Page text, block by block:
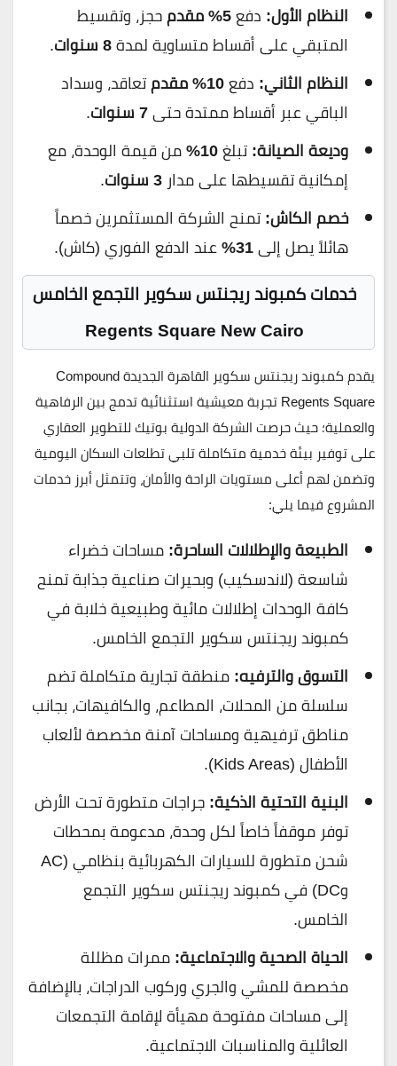
النظام الأول: دفع5% مقدم
حجز، وتقسيط
المتبقي على أقساط متساوية لمدة8 سنوات
.
النظام الثاني: دفع10% مقدم
تعاقد، وسداد
الباقي عبر أقساط ممتدة حتى7 سنوات
.
وديعة الصيانة:تبلغ10%
من قيمة الوحدة، مع
إمكانية تقسيطها على مدار 3 سنوات
.
خصم الكاش:تمنح الشركة المستثمرين خصماً
هائلاً يصل إلى31% عند الدفع الفوري (كاش).
خدمات كمبوند ريجنتس سكوير التجمع الخامس
Regents Square New Cairo
يقدم
كمبوند ريجنتس سكوير القاهرة الجديدة Compound
Regents Squareتجربة معيشية استثنائية تدمج بين الرفاهية
والعملية؛ حيث حرصتالشركة الدولية بوتيك للتطوير العقاري
على توفير بيئة خدمية متكاملة تلبي تطلعات السكان اليومية
وتضمن لهم أعلى مستويات الراحة والأمان، وتتمثل أبرز خدمات
المشروع فيما يلي:
الطبيعة والإطلالات الساحرة:مساحات خضراء
شاسعة (لاندسكيب) وبحيرات صناعية جذابة تمنح
كافة الوحدات إطلالات مائية وطبيعية خلابة في
كمبوند ريجنتس سكوير التجمع الخامس.
التسوق والترفيه:منطقة تجارية متكاملة تضم
سلسلة من المحلات، المطاعم، والكافيهات، بجانب
مناطق ترفيهية ومساحات آمنة مخصصة لألعاب
الأطفال (Kids Areas).
البنية التحتية الذكية:جراجات متطورة تحت الأرض
توفر موقفاً خاصاً لكل وحدة، مدعومة بمحطات
شحن متطورة للسيارات الكهربائية بنظامي (AC
وDC) في كمبوند ريجنتس سكوير التجمع
الخامس.
الحياة الصحية والاجتماعية:ممرات مظللة
مخصصة للمشي والجري وركوب الدراجات، بالإضافة
إلى مساحات مفتوحة مهيأة لإقامة التجمعات
العائلية والمناسبات الاجتماعية.